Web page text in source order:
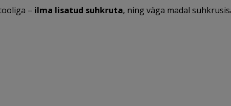
– ilma lisatud suhkruta, ning väga madal